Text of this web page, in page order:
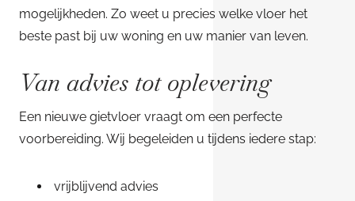
mogelijkheden. Zo weet u precies welke vloer het
beste past bij uw woning en uw manier van leven.
Van advies tot oplevering
Een nieuwe gietvloer vraagt om een perfecte
voorbereiding. Wij begeleiden u tijdens iedere stap:
vrijblijvend advies